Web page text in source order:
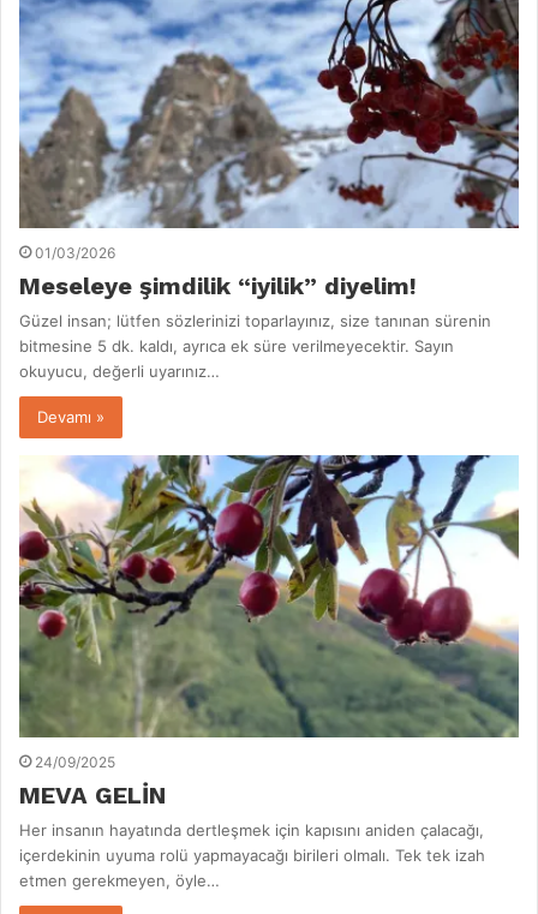
01/03/2026
Meseleye şimdilik “iyilik” diyelim!
Güzel insan; lütfen sözlerinizi toparlayınız, size tanınan sürenin
bitmesine 5 dk. kaldı, ayrıca ek süre verilmeyecektir. Sayın
okuyucu, değerli uyarınız…
Devamı »
24/09/2025
MEVA GELİN
Her insanın hayatında dertleşmek için kapısını aniden çalacağı,
içerdekinin uyuma rolü yapmayacağı birileri olmalı. Tek tek izah
etmen gerekmeyen, öyle…